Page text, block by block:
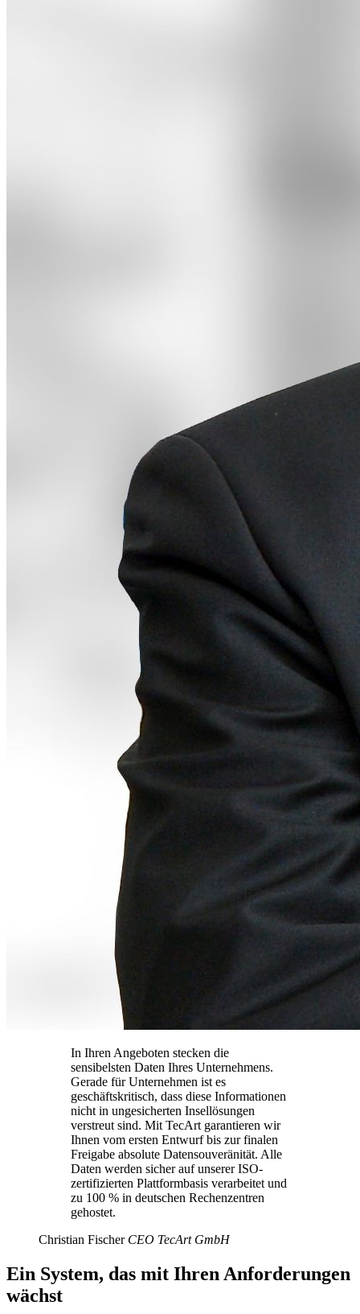
In Ihren Angeboten stecken die
sensibelsten Daten Ihres Unternehmens.
Gerade für Unternehmen ist es
geschäftskritisch, dass diese Informationen
nicht in ungesicherten Insellösungen
verstreut sind. Mit TecArt garantieren wir
Ihnen vom ersten Entwurf bis zur finalen
Freigabe absolute Datensouveränität. Alle
Daten werden sicher auf unserer ISO-
zertifizierten Plattformbasis verarbeitet und
zu 100 % in deutschen Rechenzentren
gehostet.
Christian Fischer CEO TecArt GmbH
Ein System, das mit Ihren Anforderungen
wächst